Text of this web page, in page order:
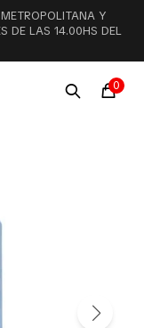
Y
DE LAS 14.00HS DEL
0
MI CUENTA